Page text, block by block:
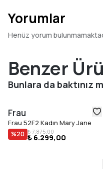
İç Taban:Sabit (çıkarılamaz)
Menşei:İtalya
Yorumlar
Henüz yorum
Benzer
Bunlara da baktınız
Frau
Frau 52F2 Kadın Mary Jane
%20 ₺ 7.875,00
₺ 6.299,00